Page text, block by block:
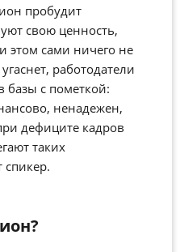
пробудит
свою ценность,
этом сами ничего не
работодатели
базы с пометкой:
ненадежен,
дефиците кадров
таких
спикер.